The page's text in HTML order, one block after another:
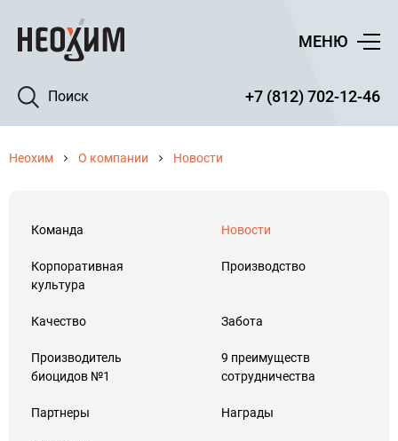
Поиск
МЕНЮ
+7 (812) 702-12-46
Неохим О компании Новости
Команда Новости
Корпоративная
культура
Производство
Качество Забота
Производитель
биоцидов №1
9 преимуществ
сотрудничества
Партнеры Награды